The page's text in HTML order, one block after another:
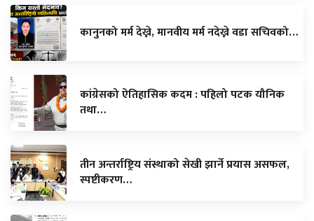
कानुनको मर्म देख्ने, मानवीय मर्म नदेख्ने वडा सचिवको…
कांग्रेसको ऐतिहासिक कदम : पहिलो पटक यौनिक
तथा…
तीन अन्तर्राष्ट्रिय संस्थाको सेखी झार्ने प्रयास असफल,
स्पष्टीकरण…